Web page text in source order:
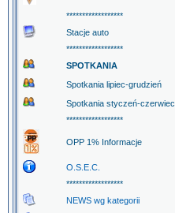
******************
Stacje auto
******************
SPOTKANIA
Spotkania lipiec-grudzień
Spotkania styczeń-czerwiec
******************
OPP 1% Informacje
O.S.E.C.
******************
NEWS wg kategorii